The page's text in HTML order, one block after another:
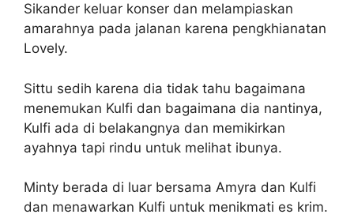
Sikander keluar konser dan melampiaskan
amarahnya pada jalanan karena pengkhianatan
Lovely.
Sittu sedih karena dia tidak tahu bagaimana
menemukan Kulfi dan bagaimana dia nantinya,
Kulfi ada di belakangnya dan memikirkan
ayahnya tapi rindu untuk melihat ibunya.
Minty berada di luar bersama Amyra dan Kulfi
dan menawarkan Kulfi untuk menikmati es krim.